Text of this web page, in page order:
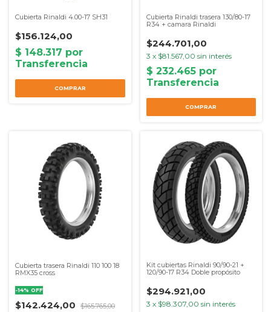
Cubierta Rinaldi 4.00-17 SH31
$156.124,00
COMPRAR
Cubierta Rinaldi trasera 130/80-17
R34 + camara Rinaldi
$244.701,00
3 x $81.567,00 sin interés
COMPRAR
Cubierta trasera Rinaldi 110 100 18
RMX35 cross
-14% OFF
$142.424,00 $165.765,00
Kit cubiertas Rinaldi 90/90-21 +
120/90-17 R34 Doble propósito
$294.921,00
3 x $98.307,00 sin interés